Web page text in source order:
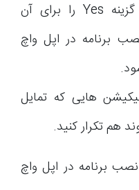
نمایان می‌شود که باید گزینه Yes را برای آن
برنامه در اپل واچ
هایی که تمایل
هم تکرار کنید.
برنامه در اپل واچ